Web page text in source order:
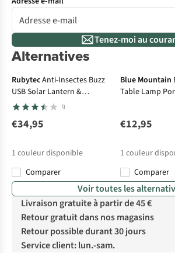
Tenez-moi au
Alternatives
RubytecAnti-Insectes Buzz
USB Solar Lantern &
Mosquito Catcher
9
€34,95
1 couleur disponible
Comparer
Blue Mountain
Table Lamp
€12,95
1 couleur
Comparer
Voir toutes les
Livraison gratuite à partir de 45 €
Retour gratuit dans nos magasins
Retour possible durant 30 jours
Service client: lun.-sam.